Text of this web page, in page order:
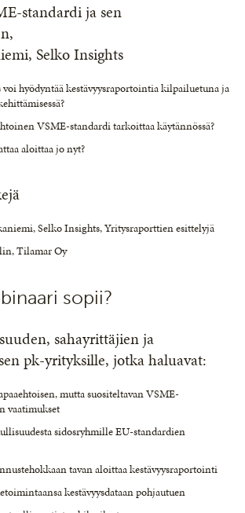
standardi ja sen
Selko Insights
hyödyntää kestävyysraportointia kilpailuetuna ja
VSME-standardi tarkoittaa käytännössä?
aloittaa jo nyt?
Selko Insights, Yritysraporttien esittelyjä
Tilamar Oy
sopii?
sahayrittäjien ja
pk-yrityksille, jotka haluavat:
mutta suositeltavan VSME-
vaatimukset
sidosryhmille EU-standardien
tavan aloittaa kestävyysraportointi
kestävyysdataan pohjautuen